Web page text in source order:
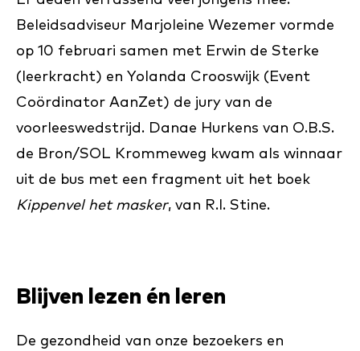
Beleidsadviseur Marjoleine Wezemer vormde
op 10 februari samen met Erwin de Sterke
(leerkracht) en Yolanda Crooswijk (Event
Coördinator AanZet) de jury van de
voorleeswedstrijd. Danae Hurkens van O.B.S.
de Bron/SOL Krommeweg kwam als winnaar
uit de bus met een fragment uit het boek
Kippenvel het masker, van R.I. Stine.
Blijven lezen én leren
De gezondheid van onze bezoekers en